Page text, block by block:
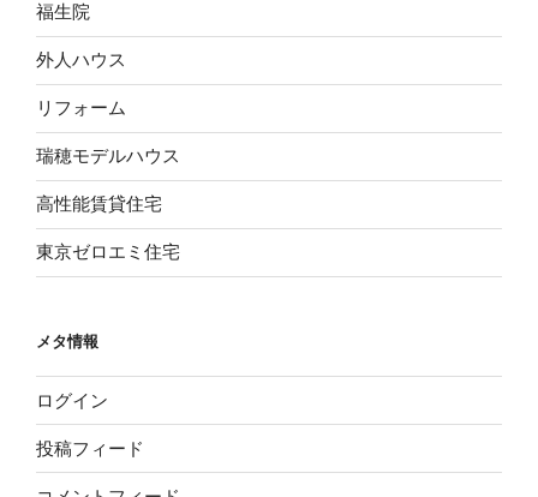
福生院
外人ハウス
リフォーム
瑞穂モデルハウス
高性能賃貸住宅
東京ゼロエミ住宅
メタ情報
ログイン
投稿フィード